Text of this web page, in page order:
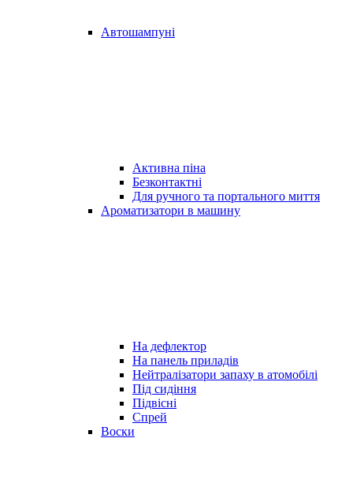
Автошампуні
Активна піна
Безконтактні
Для ручного та портального миття
Ароматизатори в машину
На дефлектор
На панель приладів
Нейтралізатори запаху в атомобілі
Під сидіння
Підвісні
Спрей
Воски